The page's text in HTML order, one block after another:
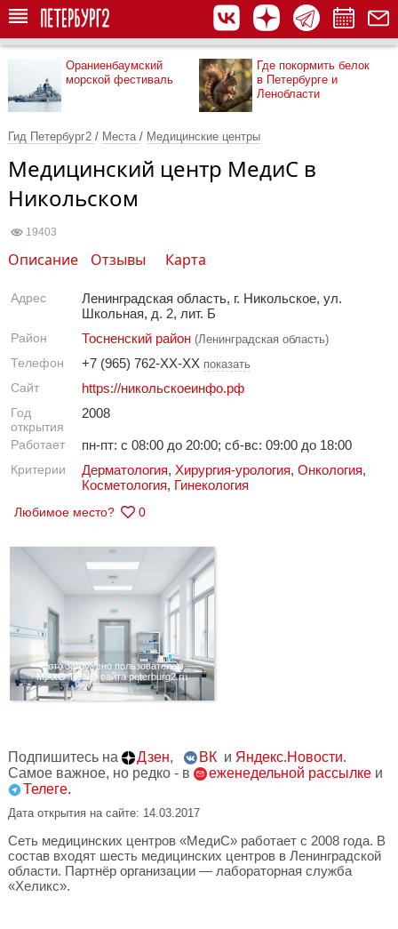
Ораниенбаумский
морской фестиваль
Где покормить белок
в Петербурге и
Ленобласти
Гид Петербург2 / Места / Медицинские центры
Медицинский центр МедиС в
Никольском
19403
Описание Отзывы Карта
Адрес
Ленинградская область, г. Никольское, ул.
Школьная, д. 2, лит. Б
Район Тосненский район (Ленинградская область)
Телефон +7 (965) 762-XX-XX показать
Сайт https://никольскоеинфо.рф
Год
открытия
2008
Работает пн-пт: с 08:00 до 20:00; сб-вс: 09:00 до 18:00
Критерии Дерматология, Хирургия-урология, Онкология,
Косметология, Гинекология
Любимое место? 0
Фото загружено пользователем
MjAxO TI3NQ сайта peterburg2.ru
Подпишитесь на Дзен, ВК и Яндекс.Новости.
Самое важное, но редко - в
еженедельной рассылке и
Телеге.
Дата открытия на сайте: 14.03.2017
Сеть медицинских центров «МедиС» работает с 2008 года. В
состав входят шесть медицинских центров в Ленинградской
области. Партнёр организации — лабораторная служба
«Хеликс».